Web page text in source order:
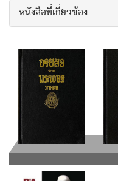
หนังสือที่เกี่ยวข้อง